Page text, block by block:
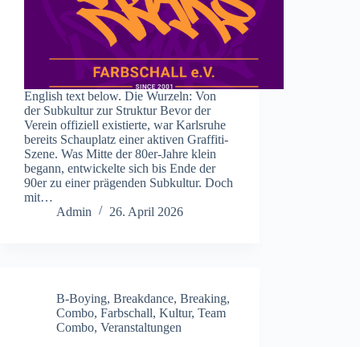
English text below. Die Wurzeln: Von
der Subkultur zur Struktur Bevor der
Verein offiziell existierte, war Karlsruhe
bereits Schauplatz einer aktiven Graffiti-
Szene. Was Mitte der 80er-Jahre klein
begann, entwickelte sich bis Ende der
90er zu einer prägenden Subkultur. Doch
mit…
Admin
26. April 2026
B-Boying, Breakdance, Breaking,
Combo, Farbschall, Kultur, Team
Combo, Veranstaltungen